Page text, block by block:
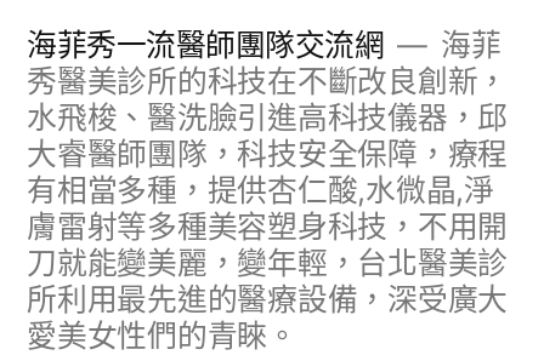
海菲秀一流醫師團隊交流網
海菲
秀醫美診所的科技在不斷改良創新，
水飛梭、醫洗臉引進高科技儀器，邱
大睿醫師團隊，科技安全保障，療程
有相當多種，提供杏仁酸,水微晶,淨
膚雷射等多種美容塑身科技，不用開
刀就能變美麗，變年輕，台北醫美診
所利用最先進的醫療設備，深受廣大
愛美女性們的青睞。